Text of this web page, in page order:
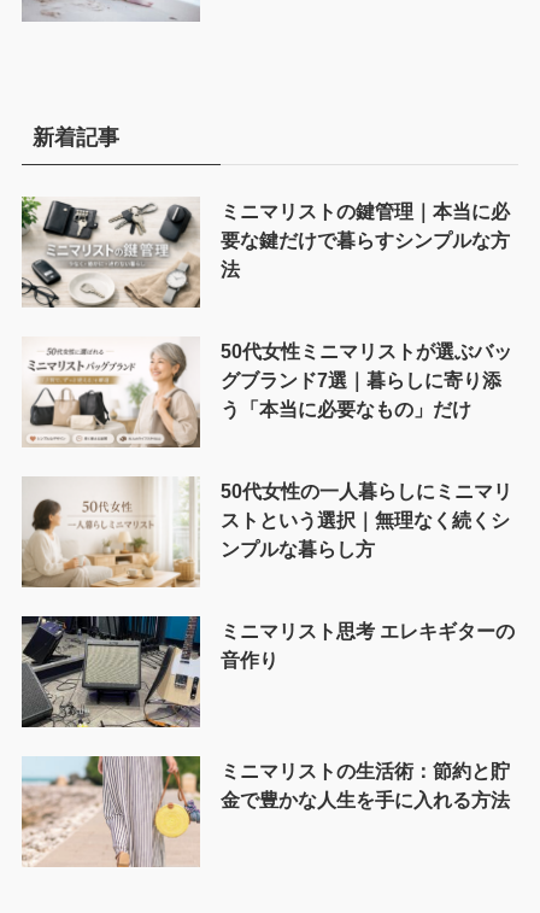
新着記事
ミニマリストの鍵管理｜本当に必
要な鍵だけで暮らすシンプルな方
法
50代女性ミニマリストが選ぶバッ
グブランド7選｜暮らしに寄り添
う「本当に必要なもの」だけ
50代女性の一人暮らしにミニマリ
ストという選択｜無理なく続くシ
ンプルな暮らし方
ミニマリスト思考 エレキギターの
音作り
ミニマリストの生活術：節約と貯
金で豊かな人生を手に入れる方法